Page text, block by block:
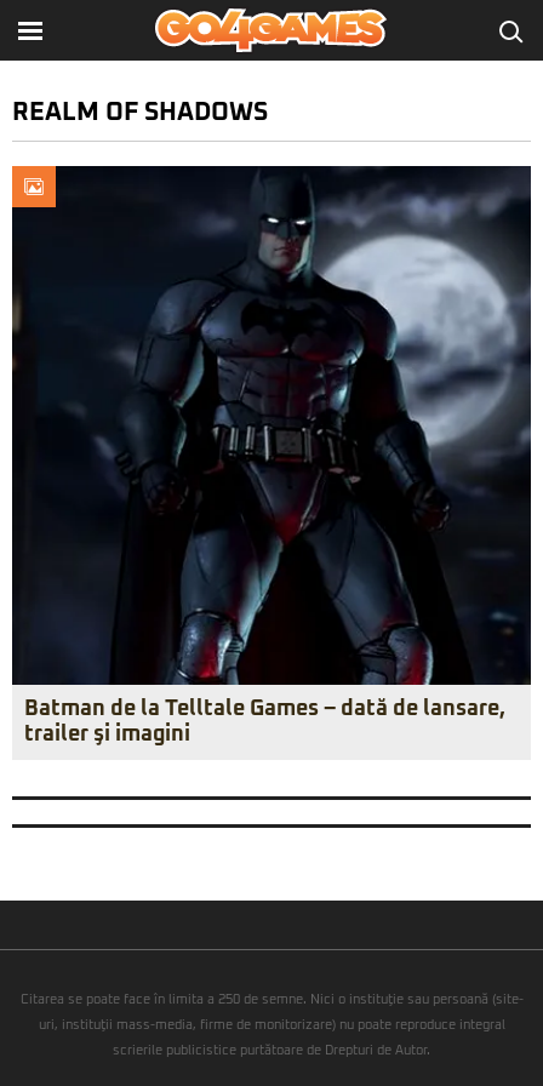
REALM OF SHADOWS
Batman de la Telltale Games – dată de lansare,
trailer şi imagini
Citarea se poate face în limita a 250 de semne. Nici o instituţie sau persoană (site-
uri, instituţii mass-media, firme de monitorizare) nu poate reproduce integral
scrierile publicistice purtătoare de Drepturi de Autor.